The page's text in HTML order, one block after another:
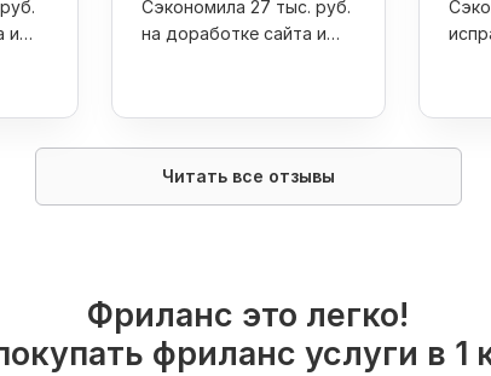
и
Сэкономила 27 тыс. руб.
на доработке сайта и
раза
Читать все отзывы
Фриланс это легко!
фриланс услуги в 1